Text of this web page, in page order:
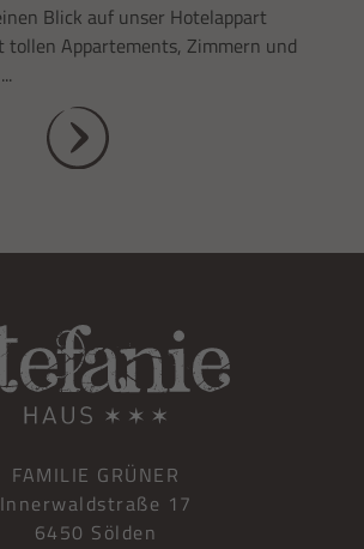
Blick auf unser Hotelappart
tollen Appartements, Zimmern und
FAMILIE GRÜNER
Innerwaldstraße 17
6450 Sölden